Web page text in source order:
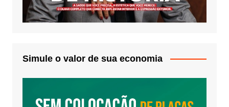
Simule o valor de sua economia